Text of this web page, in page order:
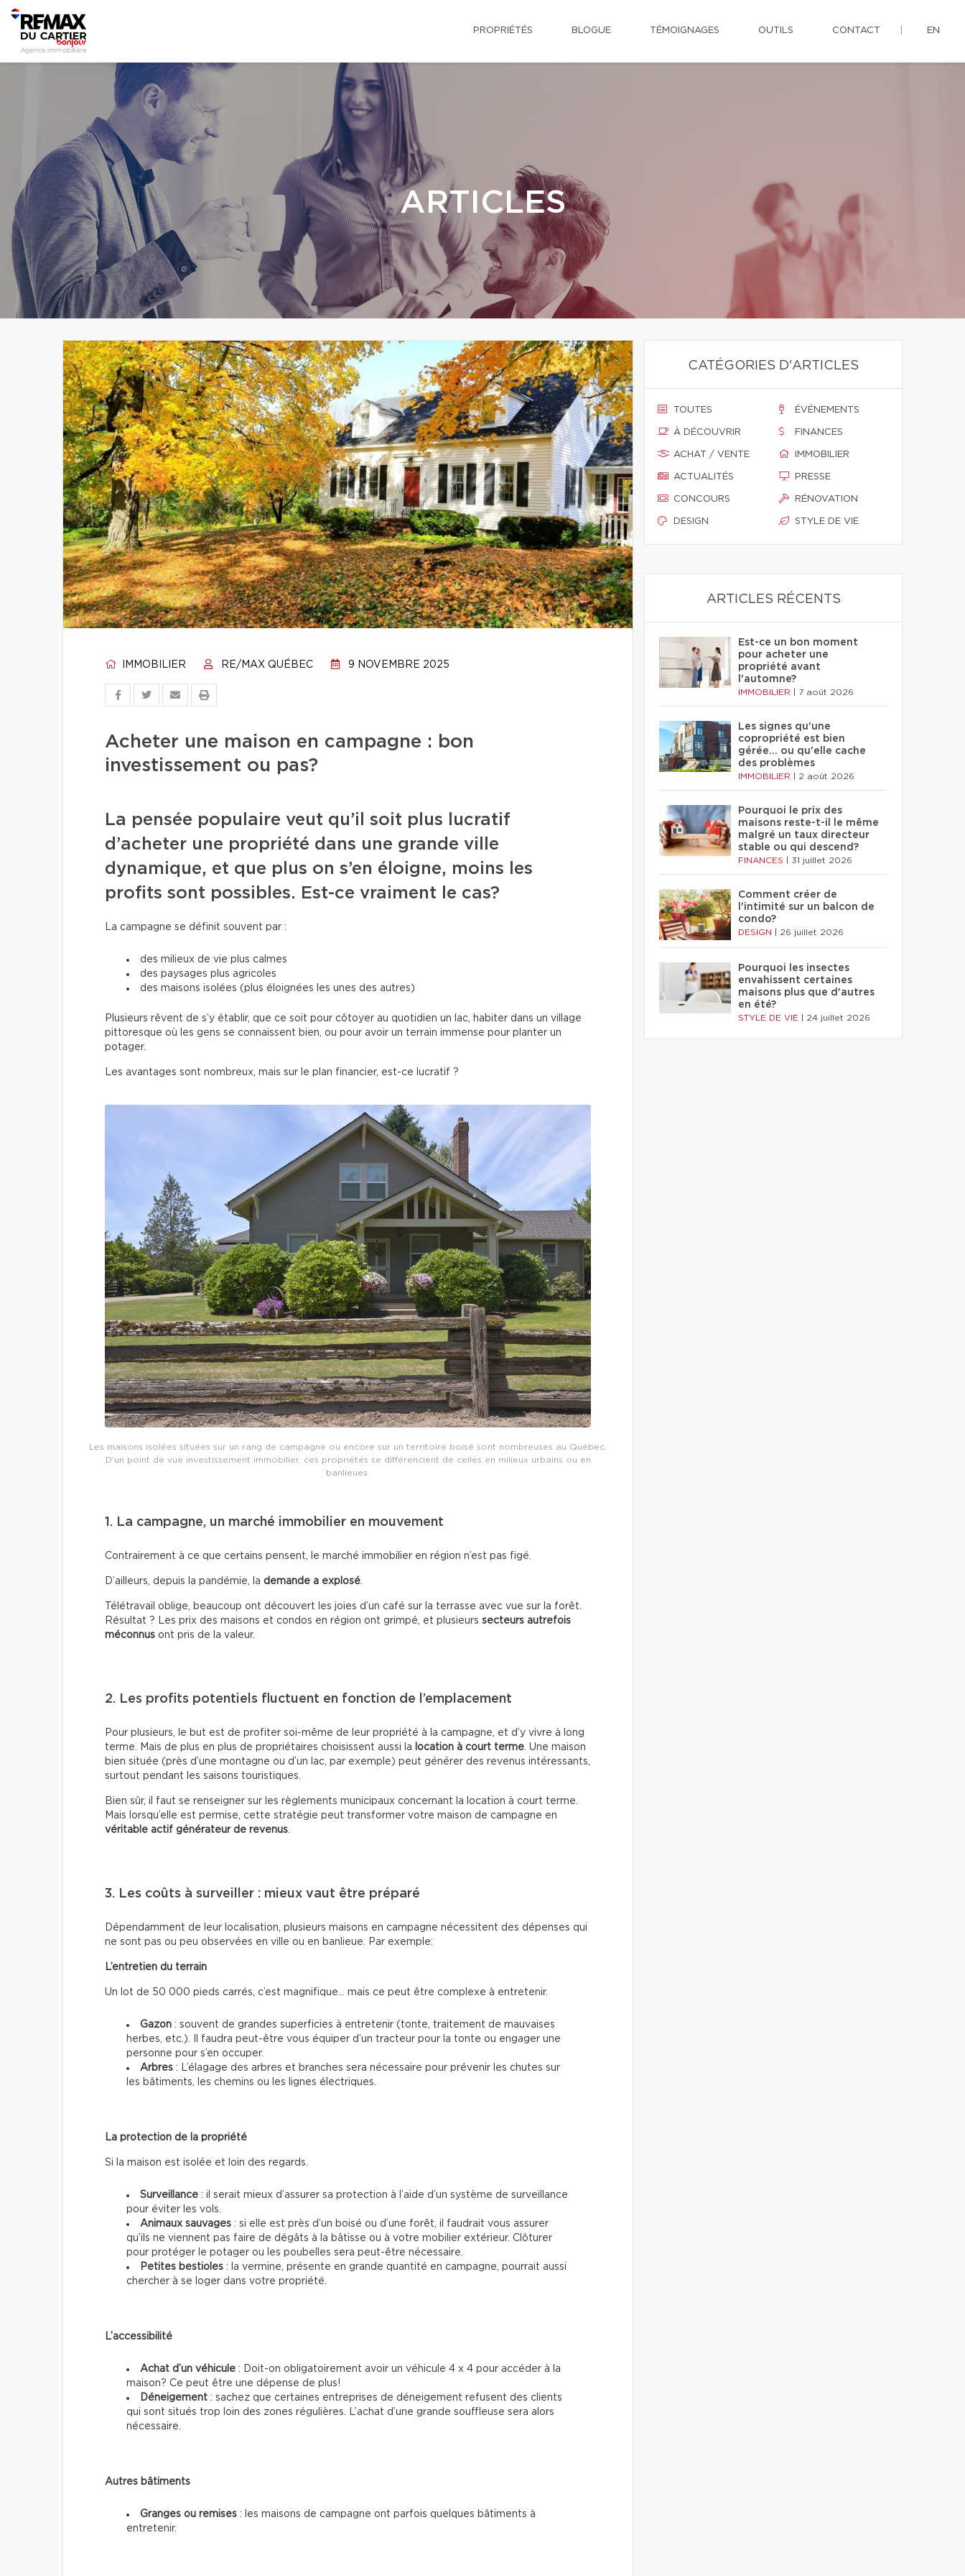
PROPRIÉTÉS BLOGUE TÉMOIGNAGES OUTILS CONTACT EN
ARTICLES
IMMOBILIER RE/MAX QUÉBEC 9 NOVEMBRE 2025
Acheter une maison en campagne : bon
investissement ou pas?
La pensée populaire veut qu’il soit plus lucratif
d’acheter une propriété dans une grande ville
dynamique, et que plus on s’en éloigne, moins les
profits sont possibles. Est-ce vraiment le cas?
La campagne se définit souvent par :
des milieux de vie plus calmes
des paysages plus agricoles
des maisons isolées (plus éloignées les unes des autres)
Plusieurs rêvent de s’y établir, que ce soit pour côtoyer au quotidien un lac, habiter dans un village
pittoresque où les gens se connaissent bien, ou pour avoir un terrain immense pour planter un
potager.
Les avantages sont nombreux, mais sur le plan financier, est-ce lucratif ?
Les maisons isolées situées sur un rang de campagne ou encore sur un territoire boisé sont nombreuses au Québec.
D’un point de vue investissement immobilier, ces propriétés se différencient de celles en milieux urbains ou en
banlieues.
1. La campagne, un marché immobilier en mouvement
Contrairement à ce que certains pensent, le marché immobilier en région n’est pas figé.
D’ailleurs, depuis la pandémie, la demande a explosé.
Télétravail oblige, beaucoup ont découvert les joies d’un café sur la terrasse avec vue sur la forêt.
Résultat ? Les prix des maisons et condos en région ont grimpé, et plusieurs secteurs autrefois
méconnus ont pris de la valeur.
2. Les profits potentiels fluctuent en fonction de l’emplacement
Pour plusieurs, le but est de profiter soi-même de leur propriété à la campagne, et d’y vivre à long
terme. Mais de plus en plus de propriétaires choisissent aussi la location à court terme. Une maison
bien située (près d’une montagne ou d’un lac, par exemple) peut générer des revenus intéressants,
surtout pendant les saisons touristiques.
Bien sûr, il faut se renseigner sur les règlements municipaux concernant la location à court terme.
Mais lorsqu’elle est permise, cette stratégie peut transformer votre maison de campagne en
véritable actif générateur de revenus.
3. Les coûts à surveiller : mieux vaut être préparé
Dépendamment de leur localisation, plusieurs maisons en campagne nécessitent des dépenses qui
ne sont pas ou peu observées en ville ou en banlieue. Par exemple:
L’entretien du terrain
Un lot de 50 000 pieds carrés, c’est magnifique… mais ce peut être complexe à entretenir.
Gazon : souvent de grandes superficies à entretenir (tonte, traitement de mauvaises
herbes, etc.). Il faudra peut-être vous équiper d’un tracteur pour la tonte ou engager une
personne pour s’en occuper.
Arbres : L’élagage des arbres et branches sera nécessaire pour prévenir les chutes sur
les bâtiments, les chemins ou les lignes électriques.
La protection de la propriété
Si la maison est isolée et loin des regards.
Surveillance : il serait mieux d’assurer sa protection à l’aide d’un système de surveillance
pour éviter les vols.
Animaux sauvages : si elle est près d’un boisé ou d’une forêt, il faudrait vous assurer
qu’ils ne viennent pas faire de dégâts à la bâtisse ou à votre mobilier extérieur. Clôturer
pour protéger le potager ou les poubelles sera peut-être nécessaire.
Petites bestioles : la vermine, présente en grande quantité en campagne, pourrait aussi
chercher à se loger dans votre propriété.
L’accessibilité
Achat d’un véhicule : Doit-on obligatoirement avoir un véhicule 4 x 4 pour accéder à la
maison? Ce peut être une dépense de plus!
Déneigement : sachez que certaines entreprises de déneigement refusent des clients
qui sont situés trop loin des zones régulières. L’achat d’une grande souffleuse sera alors
nécessaire.
Autres bâtiments
Granges ou remises : les maisons de campagne ont parfois quelques bâtiments à
entretenir.
CATÉGORIES D'ARTICLES
TOUTES
À DÉCOUVRIR
ACHAT / VENTE
ACTUALITÉS
CONCOURS
DESIGN
ÉVÉNEMENTS
FINANCES
IMMOBILIER
PRESSE
RÉNOVATION
STYLE DE VIE
ARTICLES RÉCENTS
Est-ce un bon moment
pour acheter une
propriété avant
l'automne?
IMMOBILIER 7 août 2026
Les signes qu'une
copropriété est bien
gérée… ou qu'elle cache
des problèmes
IMMOBILIER 2 août 2026
Pourquoi le prix des
maisons reste-t-il le même
malgré un taux directeur
stable ou qui descend?
FINANCES 31 juillet 2026
Comment créer de
l'intimité sur un balcon de
condo?
DESIGN 26 juillet 2026
Pourquoi les insectes
envahissent certaines
maisons plus que d'autres
en été?
STYLE DE VIE 24 juillet 2026